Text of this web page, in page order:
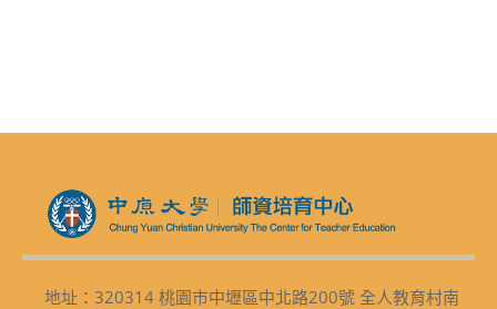
地址：320314 桃園市中壢區中北路200號 全人教育村南